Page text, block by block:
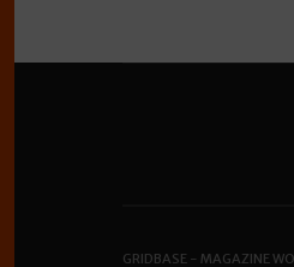
GRIDBASE - MAGAZINE